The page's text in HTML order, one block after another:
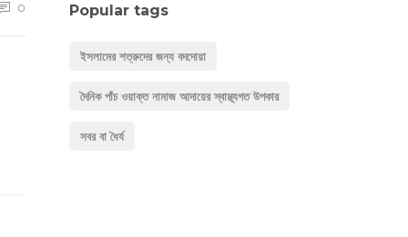
0 Popular tags
ইসলামের শত্রুদের জন্য বদদোয়া
দৈনিক পাঁচ ওয়াক্ত নামাজ আদায়ের স্বাস্থ্যগত উপকার
সবর বা ধৈর্য